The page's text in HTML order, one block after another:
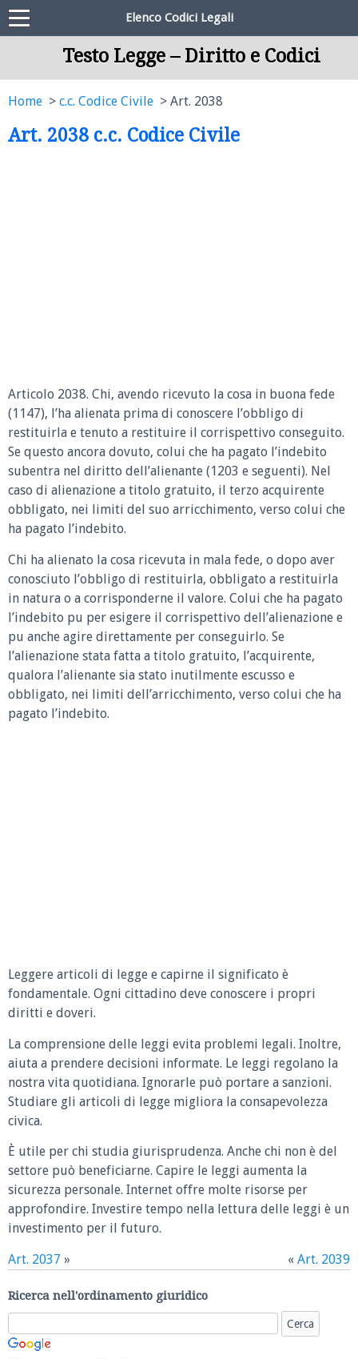
Elenco Codici Legali
Testo Legge – Diritto e Codici
Home c.c. Codice Civile Art. 2038
Art. 2038 c.c. Codice Civile
Articolo 2038. Chi, avendo ricevuto la cosa in buona fede
(1147), l’ha alienata prima di conoscere l’obbligo di
restituirla e tenuto a restituire il corrispettivo conseguito.
Se questo ancora dovuto, colui che ha pagato l’indebito
subentra nel diritto dell’alienante (1203 e seguenti). Nel
caso di alienazione a titolo gratuito, il terzo acquirente
obbligato, nei limiti del suo arricchimento, verso colui che
ha pagato l’indebito.
Chi ha alienato la cosa ricevuta in mala fede, o dopo aver
conosciuto l’obbligo di restituirla, obbligato a restituirla
in natura o a corrisponderne il valore. Colui che ha pagato
l’indebito pu per esigere il corrispettivo dell’alienazione e
pu anche agire direttamente per conseguirlo. Se
l’alienazione stata fatta a titolo gratuito, l’acquirente,
qualora l’alienante sia stato inutilmente escusso e
obbligato, nei limiti dell’arricchimento, verso colui che ha
pagato l’indebito.
Leggere articoli di legge e capirne il significato è
fondamentale. Ogni cittadino deve conoscere i propri
diritti e doveri.
La comprensione delle leggi evita problemi legali. Inoltre,
aiuta a prendere decisioni informate. Le leggi regolano la
nostra vita quotidiana. Ignorarle può portare a sanzioni.
Studiare gli articoli di legge migliora la consapevolezza
civica.
È utile per chi studia giurisprudenza. Anche chi non è del
settore può beneficiarne. Capire le leggi aumenta la
sicurezza personale. Internet offre molte risorse per
approfondire. Investire tempo nella lettura delle leggi è un
investimento per il futuro.
Art. 2037 » « Art. 2039
Ricerca nell'ordinamento giuridico